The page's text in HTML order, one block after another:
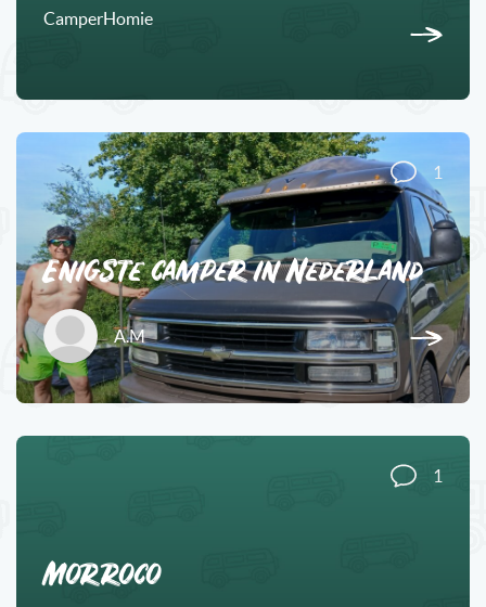
CamperHomie
1
Enigste camper in Nederland
A.M
1
Morroco